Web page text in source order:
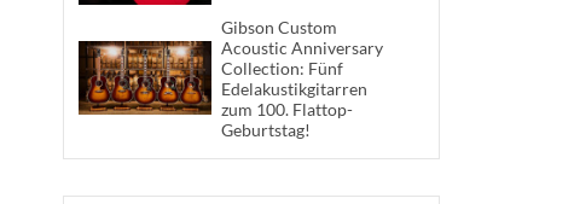
Gibson Custom
Acoustic Anniversary
Collection: Fünf
Edelakustikgitarren
zum 100. Flattop-
Geburtstag!